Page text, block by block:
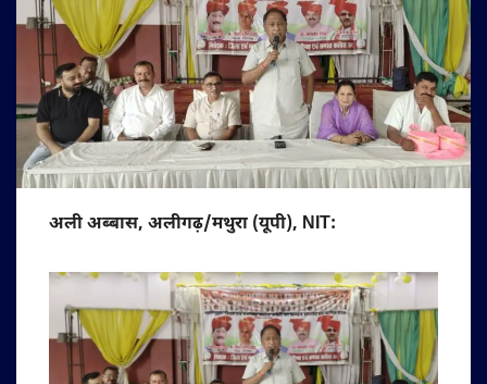
अली अब्बास, अलीगढ़/मथुरा (यूपी), NIT: